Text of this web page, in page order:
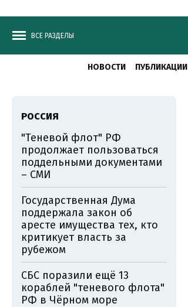
ВСЕ РАЗДЕЛЫ
НОВОСТИ ПУБЛИКАЦИИ
РОССИЯ
"Теневой флот" РФ
продолжает пользоваться
поддельными документами
– СМИ
Государственная Дума
поддержала закон об
аресте имущества тех, кто
критикует власть за
рубежом
СБС поразили ещё 13
кораблей "теневого флота"
РФ в Чёрном море